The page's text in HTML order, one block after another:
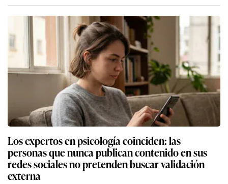
Los expertos en psicología coinciden: las
personas que nunca publican contenido en sus
redes sociales no pretenden buscar validación
externa